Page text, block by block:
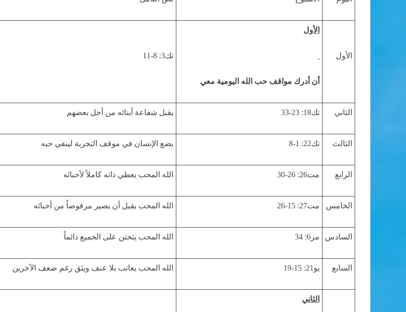
الأول
الأول
أن أدرك مواقف حب الله اليومية معي
تك3: 8-11
الثاني تك18: 23-33 يقبل شفاعة أبنائه من أجل بعضهم
الثالث تك22: 1-8 يضع الإنسان في موقف التجربة لينقي حبه
الرابع مت26: 26-30 الله المحب يعطي ذاته كاملاً لأحبائه
الخامس مت27: 15-26 الله المحب يقبل أن يصير مرفوضاً من أحبائه
السادس مر6: 34 الله المحب يتحنن على الجميع دائماً
السابع يو21: 15-19 الله المحب يعاتب بلا عنف ويثق رغم ضعف الآخرين
الثاني